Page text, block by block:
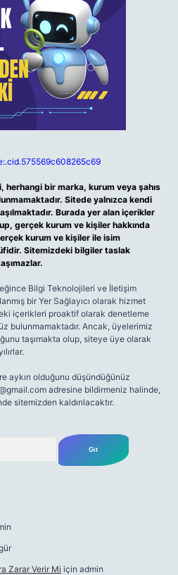
herhangi bir marka, kurum veya şahıs
Sitede yalnızca kendi
Burada yer alan içerikler
gerçek kurum ve kişiler hakkında
kurum ve kişiler ile isim
Sitemizdeki bilgiler taslak
Bilgi Teknolojileri ve İletişim
bir Yer Sağlayıcı olarak hizmet
içerikleri proaktif olarak denetleme
bulunmamaktadır. Ancak, üyelerimiz
taşımakta olup, siteye üye olarak
aykırı olduğunu düşündüğünüz
adresine bildirmeniz halinde,
sitemizden kaldırılacaktır.
Zarar Verir Mi için admin